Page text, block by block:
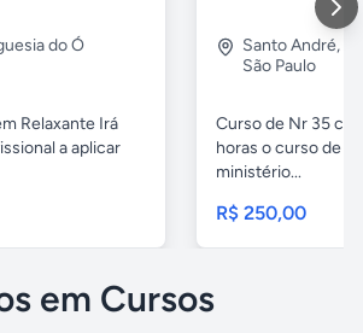
do Ó
Relaxante Irá
a aplicar
Santo André,
São Paulo
Curso de Nr 35
horas o curso de
ministério...
R$ 250,00
em Cursos